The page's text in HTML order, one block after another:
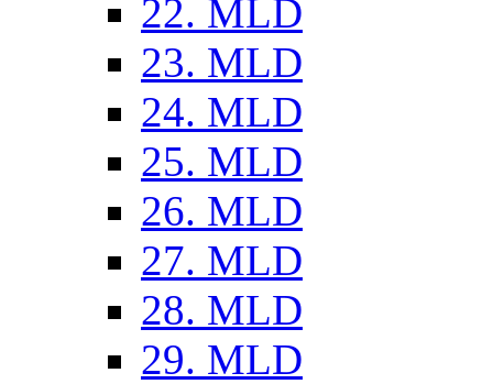
22. MLD
23. MLD
24. MLD
25. MLD
26. MLD
27. MLD
28. MLD
29. MLD